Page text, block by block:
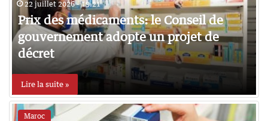
22 juillet 2026 - 19:21
Prix des médicaments: le Conseil de
gouvernement adopte un projet de
décret
Lire la suite »
Maroc